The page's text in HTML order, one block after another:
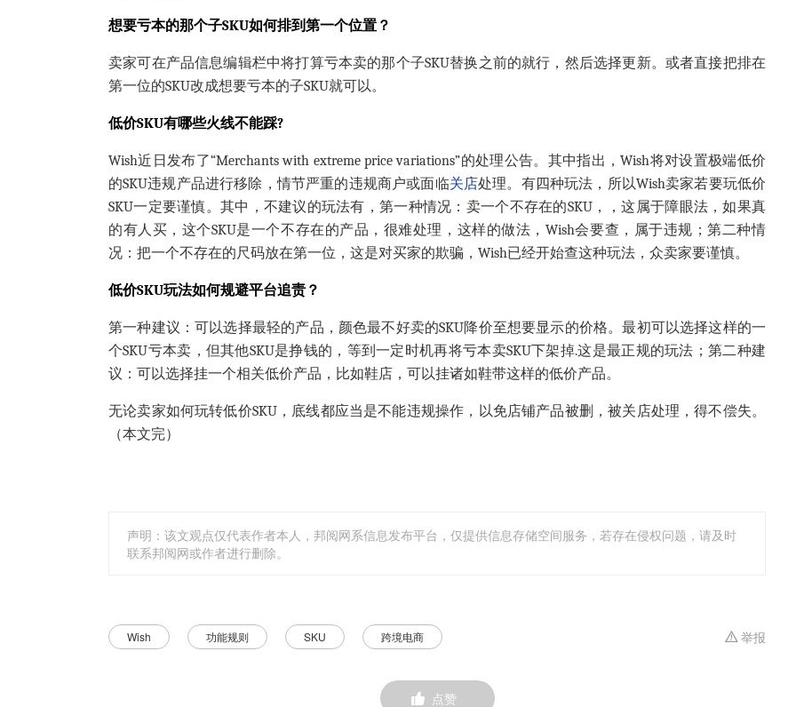
想要亏本的那个子SKU如何排到第一个位置？
卖家可在产品信息编辑栏中将打算亏本卖的那个子SKU替换之前的就行，然后选择更新。或者直接把排在
第一位的SKU改成想要亏本的子SKU就可以。
低价SKU有哪些火线不能踩?
Wish近日发布了“Merchants with extreme price variations”的处理公告。其中指出，Wish将对设置极端低价
的SKU违规产品进行移除，情节严重的违规商户或面临关店处理。有四种玩法，所以Wish卖家若要玩低价
SKU一定要谨慎。其中，不建议的玩法有，第一种情况：卖一个不存在的SKU，，这属于障眼法，如果真
的有人买，这个SKU是一个不存在的产品，很难处理，这样的做法，Wish会要查，属于违规；第二种情
况：把一个不存在的尺码放在第一位，这是对买家的欺骗，Wish已经开始查这种玩法，众卖家要谨慎。
低价SKU玩法如何规避平台追责？
第一种建议：可以选择最轻的产品，颜色最不好卖的SKU降价至想要显示的价格。最初可以选择这样的一
个SKU亏本卖，但其他SKU是挣钱的，等到一定时机再将亏本卖SKU下架掉.这是最正规的玩法；第二种建
议：可以选择挂一个相关低价产品，比如鞋店，可以挂诸如鞋带这样的低价产品。
无论卖家如何玩转低价SKU，底线都应当是不能违规操作，以免店铺产品被删，被关店处理，得不偿失。
（本文完）
声明：该文观点仅代表作者本人，邦阅网系信息发布平台，仅提供信息存储空间服务，若存在侵权问题，请及时
联系邦阅网或作者进行删除。
Wish 功能规则 SKU 跨境电商 举报
点赞